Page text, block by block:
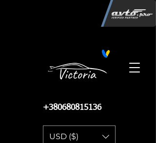
+380680815136
USD ($)